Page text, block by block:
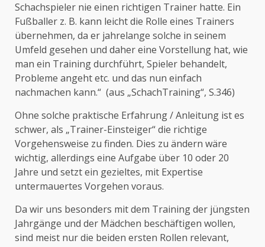
Schachspieler nie einen richtigen Trainer hatte. Ein
Fußballer z. B. kann leicht die Rolle eines Trainers
übernehmen, da er jahrelange solche in seinem
Umfeld gesehen und daher eine Vorstellung hat, wie
man ein Training durchführt, Spieler behandelt,
Probleme angeht etc. und das nun einfach
nachmachen kann.“ (aus „SchachTraining“, S.346)
Ohne solche praktische Erfahrung / Anleitung ist es
schwer, als „Trainer-Einsteiger“ die richtige
Vorgehensweise zu finden. Dies zu ändern wäre
wichtig, allerdings eine Aufgabe über 10 oder 20
Jahre und setzt ein gezieltes, mit Expertise
untermauertes Vorgehen voraus.
Da wir uns besonders mit dem Training der jüngsten
Jahrgänge und der Mädchen beschäftigen wollen,
sind meist nur die beiden ersten Rollen relevant,